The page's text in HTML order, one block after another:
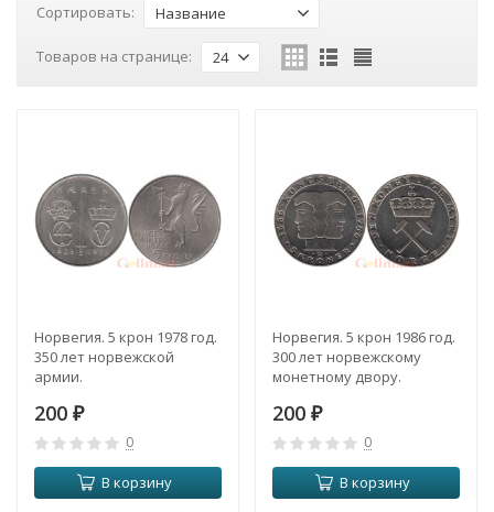
Сортировать: Название
Товаров на странице: 24
Норвегия. 5 крон 1978 год.
350 лет норвежской
армии.
200 ₽
0
В корзину
Норвегия. 5 крон 1986 год.
300 лет норвежскому
монетному двору.
200 ₽
0
В корзину